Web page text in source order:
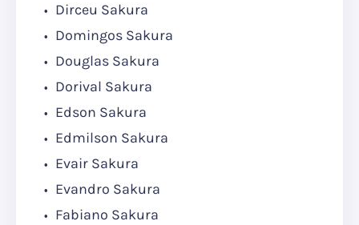
Dirceu Sakura
Domingos Sakura
Douglas Sakura
Dorival Sakura
Edson Sakura
Edmilson Sakura
Evair Sakura
Evandro Sakura
Fabiano Sakura